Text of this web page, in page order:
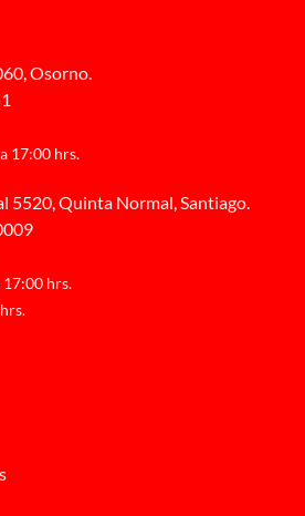
Osorno.
17:00 hrs.
5520, Quinta Normal, Santiago.
17:00 hrs.